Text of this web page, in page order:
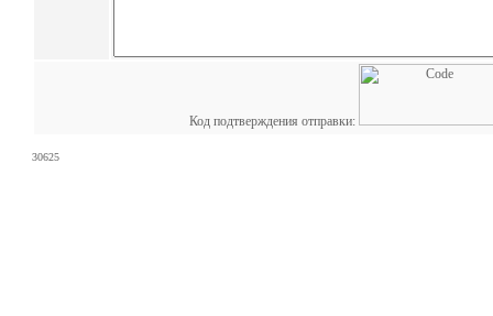
Код подтверждения отправки:
30625